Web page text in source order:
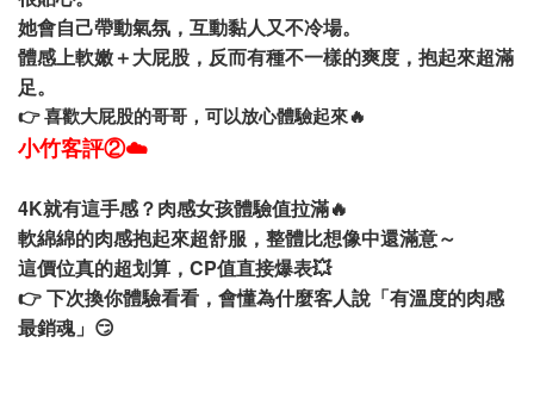
她會自己帶動氣氛，互動黏人又不冷場。
體感上軟嫩＋大屁股，反而有種不一樣的爽度，抱起來超滿
足。
👉 喜歡大屁股的哥哥，可以放心體驗起來🔥
小竹客評②☁️
4K就有這手感？肉感女孩體驗值拉滿🔥
軟綿綿的肉感抱起來超舒服，整體比想像中還滿意～
這價位真的超划算，CP值直接爆表💥
👉 下次換你體驗看看，會懂為什麼客人說「有溫度的肉感
最銷魂」😏